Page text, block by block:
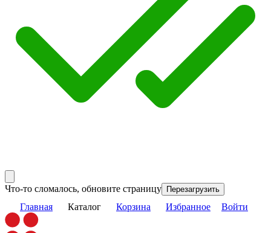
Что-то сломалось, обновите страницу Перезагрузить
Главная Каталог Корзина Избранное Войти